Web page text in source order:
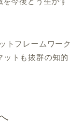
トフレームワーク
ットも抜群の知的